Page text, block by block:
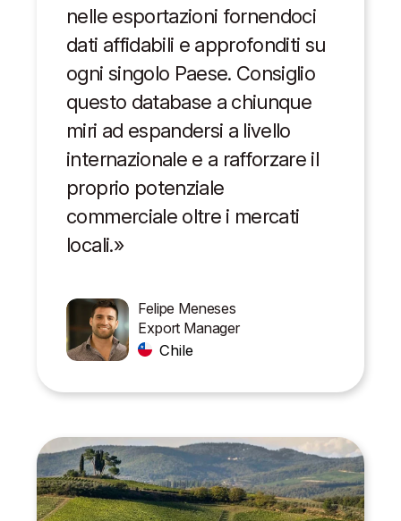
nelle esportazioni fornendoci
dati affidabili e approfonditi su
ogni singolo Paese. Consiglio
questo database a chiunque
miri ad espandersi a livello
internazionale e a rafforzare il
proprio potenziale
commerciale oltre i mercati
locali.»
Felipe Meneses
Export Manager
Chile